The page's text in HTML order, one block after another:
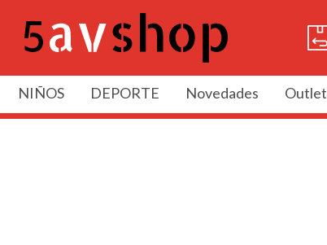
NIÑOS DEPORTE Novedades Outlet